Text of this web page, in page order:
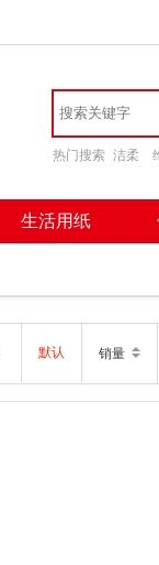
热门搜索 洁柔
生活用纸
默认 销量